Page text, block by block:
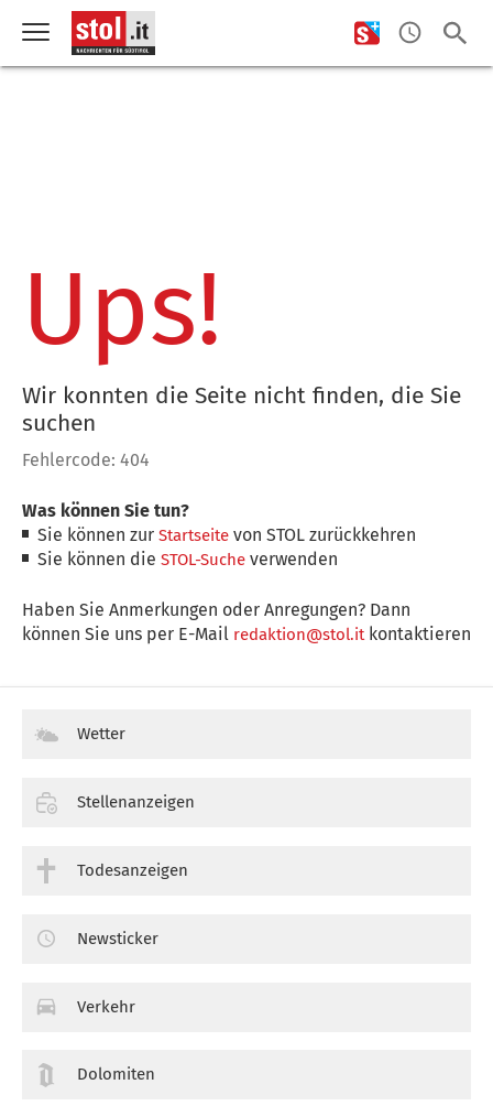
Ups!
Wir konnten die Seite nicht finden, die Sie
suchen
Fehlercode: 404
Was können Sie tun?
Sie können zurStartseite von STOL zurückkehren
Sie können dieSTOL-Suche verwenden
Haben Sie Anmerkungen oder Anregungen? Dann
können Sie uns per E-Mail redaktion@stol.itkontaktieren
Wetter
Stellenanzeigen
Todesanzeigen
Newsticker
Verkehr
Dolomiten